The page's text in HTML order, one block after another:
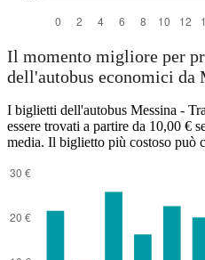
Il momento migliore per
dell'autobus economici da
I biglietti dell'autobus Messina -
essere trovati a partire da 10,00 €
media. Il biglietto più costoso può